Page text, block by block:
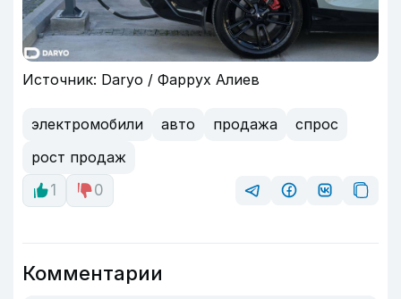
Источник: Daryo / Фаррух Алиев
электромобили авто продажа
спрос
рост продаж
1
0
Комментарии